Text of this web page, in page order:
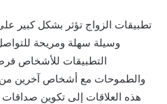
تطبيقات الزواج تؤثر بشكل كبير
وسيلة سهلة ومريحة
التطبيقات للأشخاص
والطموحات مع أشخاص آخرين
هذه العلاقات إلى تكوين صداقات